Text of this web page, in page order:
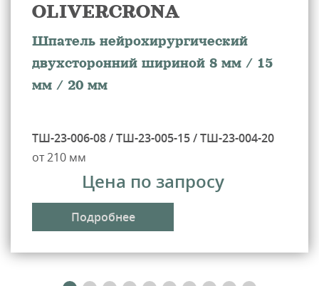
OLIVERCRONA
Шпатель нейрохирургический
двухсторонний шириной 8 мм / 15
мм / 20 мм
ТШ-23-006-08 / ТШ-23-005-15 / ТШ-23-004-20
от 210 мм
Цена по запросу
Подробнее